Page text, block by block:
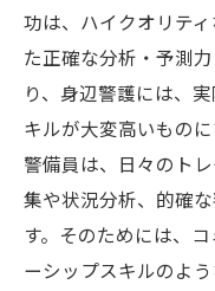
功は、ハイクオリテ
た正確な分析・予測
り、身辺警護には、
キルが大変高いもの
警備員は、日々のト
集や状況分析、的確
す。そのためには、
ーシップスキルのよ